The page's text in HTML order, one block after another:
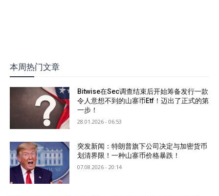
本周热门文章
Bitwise在Sec调查结束后开始筹备发行一款
令人意想不到的山寨币Etf！迈出了正式的第
一步！
28.01.2026 - 06:53
突发新闻：特朗普旗下公司决定与加密货币
划清界限！一种山寨币价格暴跌！
07.08.2026 - 20:14